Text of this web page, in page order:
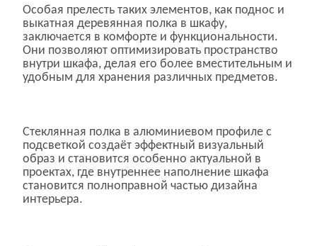
Особая прелесть таких элементов, как поднос и
выкатная деревянная полка в шкафу,
заключается в комфорте и функциональности.
Они позволяют оптимизировать пространство
внутри шкафа, делая его более вместительным и
удобным для хранения различных предметов.
Стеклянная полка в алюминиевом профиле с
подсветкой создаёт эффектный визуальный
образ и становится особенно актуальной в
проектах, где внутреннее наполнение шкафа
становится полноправной частью дизайна
интерьера.